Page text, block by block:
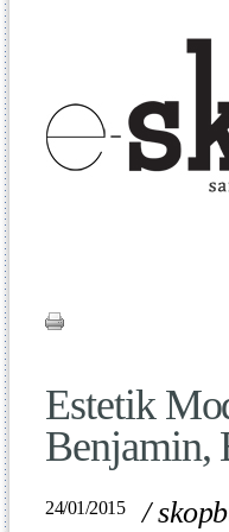
Estetik
Benjamin,
24/01/2015 /